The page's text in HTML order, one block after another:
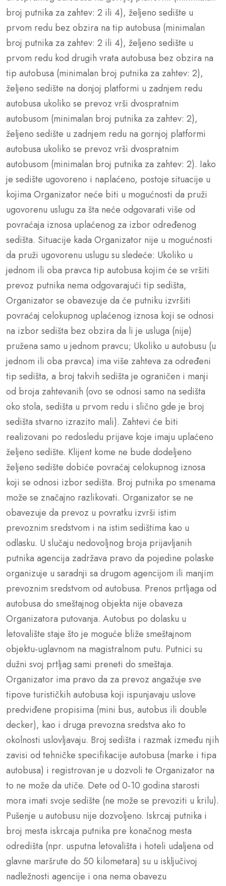
broj putnika za zahtev: 2 ili 4), željeno sedište u
prvom redu bez obzira na tip autobusa (minimalan
broj putnika za zahtev: 2 ili 4), željeno sedište u
prvom redu kod drugih vrata autobusa bez obzira na
tip autobusa (minimalan broj putnika za zahtev: 2),
željeno sedište na donjoj platformi u zadnjem redu
autobusa ukoliko se prevoz vrši dvospratnim
autobusom (minimalan broj putnika za zahtev: 2),
željeno sedište u zadnjem redu na gornjoj platformi
autobusa ukoliko se prevoz vrši dvospratnim
autobusom (minimalan broj putnika za zahtev: 2). Iako
je sedište ugovoreno i naplaćeno, postoje situacije u
kojima Organizator neće biti u mogućnosti da pruži
ugovorenu uslugu za šta neće odgovarati više od
povraćaja iznosa uplaćenog za izbor određenog
sedišta. Situacije kada Organizator nije u mogućnosti
da pruži ugovorenu uslugu su sledeće: Ukoliko u
jednom ili oba pravca tip autobusa kojim će se vršiti
prevoz putnika nema odgovarajući tip sedišta,
Organizator se obavezuje da će putniku izvršiti
povraćaj celokupnog uplaćenog iznosa koji se odnosi
na izbor sedišta bez obzira da li je usluga (nije)
pružena samo u jednom pravcu; Ukoliko u autobusu (u
jednom ili oba pravca) ima više zahteva za određeni
tip sedišta, a broj takvih sedišta je ograničen i manji
od broja zahtevanih (ovo se odnosi samo na sedišta
oko stola, sedišta u prvom redu i slično gde je broj
sedišta stvarno izrazito mali). Zahtevi će biti
realizovani po redosledu prijave koje imaju uplaćeno
željeno sedište. Klijent kome ne bude dodeljeno
željeno sedište dobiće povraćaj celokupnog iznosa
koji se odnosi izbor sedišta. Broj putnika po smenama
može se značajno razlikovati. Organizator se ne
obavezuje da prevoz u povratku izvrši istim
prevoznim sredstvom i na istim sedištima kao u
odlasku. U slučaju nedovoljnog broja prijavljanih
putnika agencija zadržava pravo da pojedine polaske
organizuje u saradnji sa drugom agencijom ili manjim
prevoznim sredstvom od autobusa. Prenos prtljaga od
autobusa do smeštajnog objekta nije obaveza
Organizatora putovanja. Autobus po dolasku u
letovalište staje što je moguće bliže smeštajnom
objektu-uglavnom na magistralnom putu. Putnici su
dužni svoj prtljag sami preneti do smeštaja.
Organizator ima pravo da za prevoz angažuje sve
tipove turističkih autobusa koji ispunjavaju uslove
predviđene propisima (mini bus, autobus ili double
decker), kao i druga prevozna sredstva ako to
okolnosti uslovljavaju. Broj sedišta i razmak između njih
zavisi od tehničke specifikacije autobusa (marke i tipa
autobusa) i registrovan je u dozvoli te Organizator na
to ne može da utiče. Dete od 0-10 godina starosti
mora imati svoje sedište (ne može se prevoziti u krilu).
Pušenje u autobusu nije dozvoljeno. Iskrcaj putnika i
broj mesta iskrcaja putnika pre konačnog mesta
odredišta (npr. usputna letovališta i hoteli udaljena od
glavne maršrute do 50 kilometara) su u isključivoj
nadležnosti agencije i ona nema obavezu